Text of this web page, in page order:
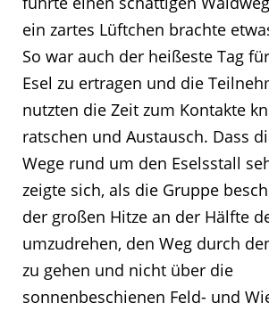
ein zartes Lüftchen brachte
So war auch der heißeste Tag
Esel zu ertragen und die
nutzten die Zeit zum Kontakte
ratschen und Austausch. Dass
Wege rund um den Eselsstall
zeigte sich, als die Gruppe
der großen Hitze an der Hälfte
umzudrehen, den Weg durch
zu gehen und nicht über die
sonnenbeschienen Feld- und